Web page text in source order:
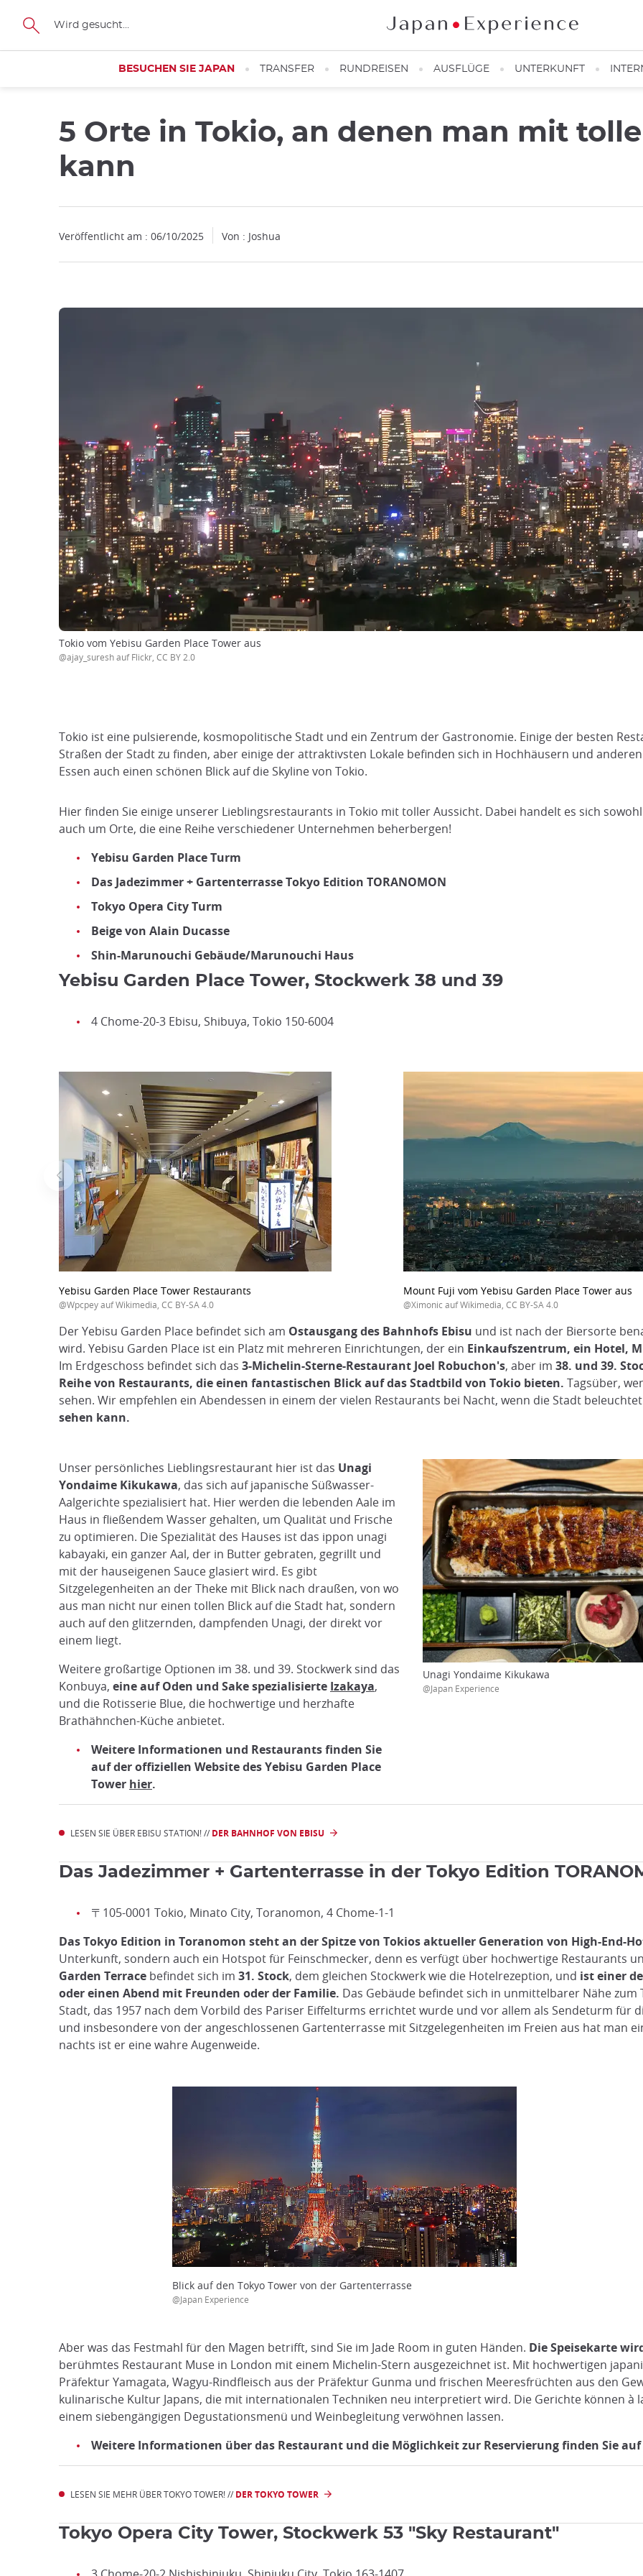
Größe
BESUCHEN SIE JAPAN TRANSFER RUNDREISEN AUSFLÜGE UNTERKUNFT
5 Orte in Tokio, an denen man mit
kann
Veröffentlicht am : 06/10/2025 Von : Joshua
Tokio vom Yebisu Garden Place Tower aus
@ajay_suresh auf Flickr, CC BY 2.0
Tokio ist eine pulsierende, kosmopolitische Stadt und ein Zentrum der Gastronomie. Einige der besten
Straßen der Stadt zu finden, aber einige der attraktivsten Lokale befinden sich in Hochhäusern und
Essen auch einen schönen Blick auf die Skyline von Tokio.
Hier finden Sie einige unserer Lieblingsrestaurants in Tokio mit toller Aussicht. Dabei handelt es sich
auch um Orte, die eine Reihe verschiedener Unternehmen beherbergen!
Yebisu Garden Place Turm
Das Jadezimmer + Gartenterrasse Tokyo Edition TORANOMON
Tokyo Opera City Turm
Beige von Alain Ducasse
Shin-Marunouchi Gebäude/Marunouchi Haus
Yebisu Garden Place Tower, Stockwerk 38 und 39
4 Chome-20-3 Ebisu, Shibuya, Tokio 150-6004
Yebisu Garden Place Tower Restaurants
@Wpcpey auf Wikimedia, CC BY-SA 4.0
Mount Fuji vom Yebisu Garden Place Tower aus
@Ximonic auf Wikimedia, CC BY-SA 4.0
Der Yebisu Garden Place befindet sich am Ostausgang des Bahnhofs Ebisu und ist nach der Biersorte
wird. Yebisu Garden Place ist ein Platz mit mehreren Einrichtungen, der ein Einkaufszentrum, ein Hotel,
Im Erdgeschoss befindet sich das 3-Michelin-Sterne-Restaurant Joel Robuchon's, aber im 38. und 39.
Reihe von Restaurants, die einen fantastischen Blick auf das Stadtbild von Tokio bieten. Tagsüber,
sehen. Wir empfehlen ein Abendessen in einem der vielen Restaurants bei Nacht, wenn die Stadt
sehen kann.
Unser persönliches Lieblingsrestaurant hier ist das Unagi
Yondaime Kikukawa, das sich auf japanische Süßwasser-
Aalgerichte spezialisiert hat. Hier werden die lebenden Aale im
Haus in fließendem Wasser gehalten, um Qualität und Frische
zu optimieren. Die Spezialität des Hauses ist das ippon unagi
kabayaki, ein ganzer Aal, der in Butter gebraten, gegrillt und
mit der hauseigenen Sauce glasiert wird. Es gibt
Sitzgelegenheiten an der Theke mit Blick nach draußen, von wo
aus man nicht nur einen tollen Blick auf die Stadt hat, sondern
auch auf den glitzernden, dampfenden Unagi, der direkt vor
einem liegt.
Weitere großartige Optionen im 38. und 39. Stockwerk sind das
Konbuya, eine auf Oden und Sake spezialisierte Izakaya,
und die Rotisserie Blue, die hochwertige und herzhafte
Brathähnchen-Küche anbietet.
Weitere Informationen und Restaurants finden Sie
auf der offiziellen Website des Yebisu Garden Place
Tower hier.
Unagi Yondaime Kikukawa
@Japan Experience
LESEN SIE ÜBER EBISU STATION! // DER BAHNHOF VON EBISU
Das Jadezimmer + Gartenterrasse in der Tokyo Edition
〒105-0001 Tokio, Minato City, Toranomon, 4 Chome-1-1
Das Tokyo Edition in Toranomon steht an der Spitze von Tokios aktueller Generation von High-End-
Unterkunft, sondern auch ein Hotspot für Feinschmecker, denn es verfügt über hochwertige Restaurants
Garden Terrace befindet sich im 31. Stock, dem gleichen Stockwerk wie die Hotelrezeption, und ist einer
oder einen Abend mit Freunden oder der Familie. Das Gebäude befindet sich in unmittelbarer Nähe
Stadt, das 1957 nach dem Vorbild des Pariser Eiffelturms errichtet wurde und vor allem als Sendeturm für
und insbesondere von der angeschlossenen Gartenterrasse mit Sitzgelegenheiten im Freien aus hat man
nachts ist er eine wahre Augenweide.
Blick auf den Tokyo Tower von der Gartenterrasse
@Japan Experience
Aber was das Festmahl für den Magen betrifft, sind Sie im Jade Room in guten Händen. Die Speisekarte
berühmtes Restaurant Muse in London mit einem Michelin-Stern ausgezeichnet ist. Mit hochwertigen
Präfektur Yamagata, Wagyu-Rindfleisch aus der Präfektur Gunma und frischen Meeresfrüchten aus den
kulinarische Kultur Japans, die mit internationalen Techniken neu interpretiert wird. Die Gerichte können
einem siebengängigen Degustationsmenü und Weinbegleitung verwöhnen lassen.
Weitere Informationen über das Restaurant und die Möglichkeit zur Reservierung finden Sie
LESEN SIE MEHR ÜBER TOKYO TOWER! // DER TOKYO TOWER
Tokyo Opera City Tower, Stockwerk 53 "Sky Restaurant"